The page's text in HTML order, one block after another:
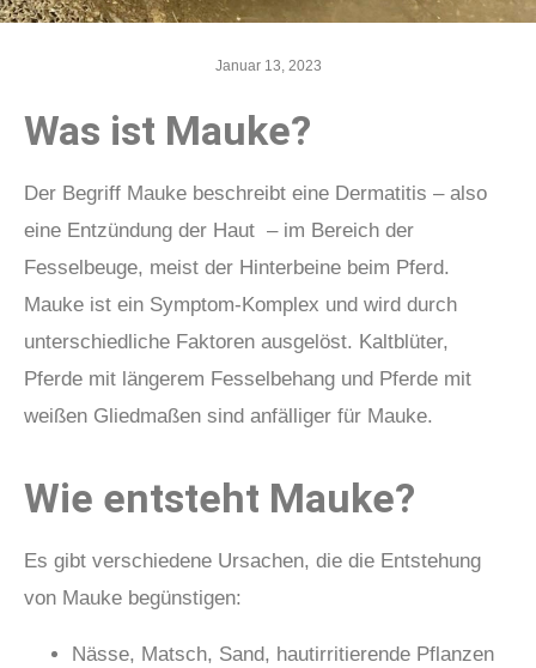
Januar 13, 2023
Was ist Mauke?
Der Begriff Mauke beschreibt eine Dermatitis – also
eine Entzündung der Haut – im Bereich der
Fesselbeuge, meist der Hinterbeine beim Pferd.
Mauke ist ein Symptom-Komplex und wird durch
unterschiedliche Faktoren ausgelöst. Kaltblüter,
Pferde mit längerem Fesselbehang und Pferde mit
weißen Gliedmaßen sind anfälliger für Mauke.
Wie entsteht Mauke?
Es gibt verschiedene Ursachen, die die Entstehung
von Mauke begünstigen:
Nässe, Matsch, Sand, hautirritierende Pflanzen